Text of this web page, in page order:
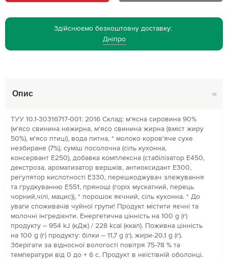
Здійснюємо безкоштовну доставку:
Дніпро
Опис
ТУУ 10.1-30316717-001: 2016 Склад: м'ясна сировина 90%
(м'ясо свинина нежирна, м'ясо свинина жирна (вміст жиру
50%), м'ясо птиці), вода питна, * молоко коров'яче сухе
незбиране (7%), суміш посолочна (сіль кухонна,
консервант Е250), добавка комплексна (стабілізатор Е450,
декстроза, ароматизатор вершків, антиоксидант Е300,
регулятор кислотності Е330, перешкоджувач злежування
та грудкуванню Е551, прянощі (горіх мускатний, перець
чорний,чілі, мацис)), * порошок яєчний, сіль кухонна. * До
уваги споживачів чуйної групи! Продукт містити яєчні та
молочні інгредієнти. Енергетична цінність на 100 g (г)
продукту – 954 kJ (кДж) / 228 kcal (ккал). Поживна цінність
на 100 g (г) продукту: білки – 11,7 g (г), жири-20,1 g (г).
Зберігати за відносної вологості повітря 75-78 % та
температури від 0 до + 6 с. Продукт в неїстівній оболонці.